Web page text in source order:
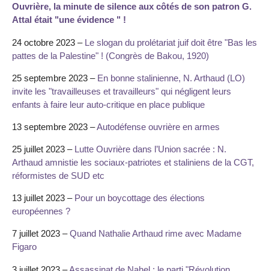
Ouvrière, la minute de silence aux côtés de son patron G.
Attal était "une évidence " !
24 octobre 2023 – Le slogan du prolétariat juif doit être "Bas les
pattes de la Palestine" ! (Congrès de Bakou, 1920)
25 septembre 2023 – En bonne stalinienne, N. Arthaud (LO)
invite les "travailleuses et travailleurs" qui négligent leurs
enfants à faire leur auto-critique en place publique
13 septembre 2023 –Autodéfense ouvrière en armes
25 juillet 2023 – Lutte Ouvrière dans l’Union sacrée : N.
Arthaud amnistie les sociaux-patriotes et staliniens de la CGT,
réformistes de SUD etc
13 juillet 2023 – Pour un boycottage des élections
européennes ?
7 juillet 2023 –Quand Nathalie Arthaud rime avec Madame
Figaro